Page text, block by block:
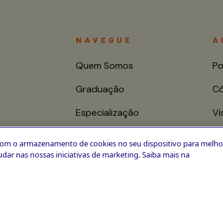
NAVEGUE
Quem Somos
Graduação
Especialização
Cursos de Curta
o armazenamento de cookies no seu dispositivo para
nas nossas iniciativas de marketing. Saiba mais na